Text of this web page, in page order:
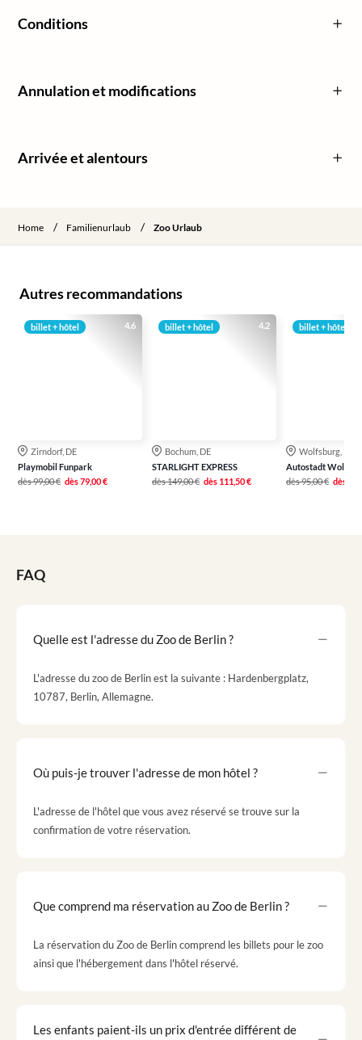
Conditions
Annulation et modifications
Arrivée et alentours
Home / Familienurlaub / Zoo Urlaub
Autres recommandations
4.6
billet + hôtel
Zirndorf, DE
Playmobil Funpark
dès99,00 € dès79,00 €
4.2
billet + hôtel
Bochum, DE
STARLIGHT EXPRESS
dès149,00 € dès 111,50 €
billet + hôtel
Wolfsburg, DE
Autostadt
dès95,00 € dès
FAQ
Quelle est l'adresse du Zoo de Berlin ?
L'adresse du zoo de Berlin est la suivante : Hardenbergplatz,
10787, Berlin, Allemagne.
Où puis-je trouver l'adresse de mon hôtel ?
L'adresse de l'hôtel que vous avez réservé se trouve sur la
confirmation de votre réservation.
Que comprend ma réservation au Zoo de Berlin ?
La réservation du Zoo de Berlin comprend les billets pour le zoo
ainsi que l'hébergement dans l'hôtel réservé.
Les enfants paient-ils un prix d'entrée différent de